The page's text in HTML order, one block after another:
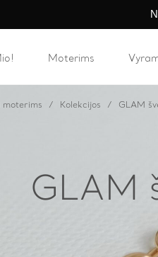
Moterims
GLAM
moterims Kolekcijos GLAM